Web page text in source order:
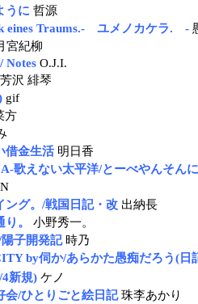
うに 哲源
eines Traums.- ユメノカケラ. -
宮紀柳
Notes O.J.I.
芳沢 緋琴
gif
方
借金生活 明日香
歌えない太平洋/とーべやんそん
ング。/戦国日記・改 出納長
。
小野秀一。
子開発記 時乃
by伺か/あらかた愚痴だろう(日
4新規) ケノ
会/ひとりごと絵日記 珠李あかり